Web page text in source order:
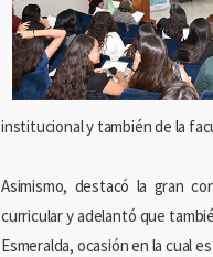
institucional y también de la
Asimismo, destacó la gran
curricular y adelantó que
Esmeralda, ocasión en la cual